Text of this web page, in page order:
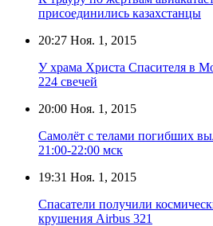
присоединились казахстанцы
20:27 Ноя. 1, 2015
У храма Христа Спасителя в
224 свечей
20:00 Ноя. 1, 2015
Самолёт с телами погибших
21:00-22:00 мск
19:31 Ноя. 1, 2015
Спасатели получили
крушения Airbus 321